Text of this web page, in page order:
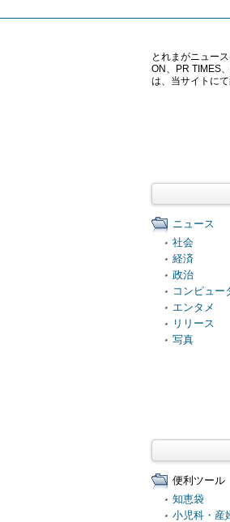
とれまがニュー
ON、PR TIMES
は、当サイトに
ニュース
社会
経済
政治
コンピュー
エンタメ
リリース
写真
便利ツール
知恵袋
小児科・産